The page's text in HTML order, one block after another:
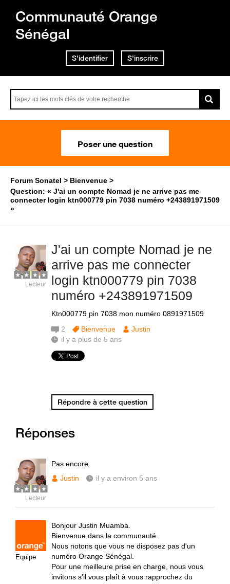
Communauté Orange
Sénégal
S'identifier S'inscrire
Poser une question
Forum Sonatel
Bienvenue
Question: « J'ai un compte Nomad je ne arrive pas me
connecter login ktn000779 pin 7038 numéro +243891971509
»
J'ai un compte Nomad je ne
arrive pas me connecter
login ktn000779 pin 7038
numéro +243891971509
Ktn000779 pin 7038 mon numéro 0891971509
Lecteur
2 Bienvenue
Justin
il y a plus de 5 ans
Répondre à cette question
Réponses
Lecteur
Pas encore
Justin
il y a environ 5 ans
Equipe
Bonjour Justin Muamba.
Bienvenue dans la communauté.
Nous notons que vous ne disposez pas d'un
numéro Orange Sénégal.
Pour une meilleure prise en charge, nous vous
invitons s'il vous plaît à vous rapprochez du